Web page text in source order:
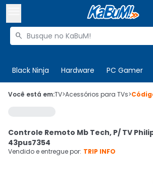
Buscar produtos

Black Ninja Hardware PC Gamer
 Olá. Acesse sua conta
 Cupons
CADASTRE-SE
Você está em:TV>Acessórios para TVs>
Controle Remoto Mb Tech, P/ TV
43pus7354
Vendido e entregue por: TRIP INFO